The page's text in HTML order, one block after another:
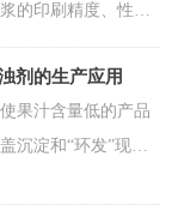
的印刷精度、性能
导电银浆行业的竞
向了制备工艺的精
剂的生产应用
果汁含量低的产品
沉淀和“环发”现象,